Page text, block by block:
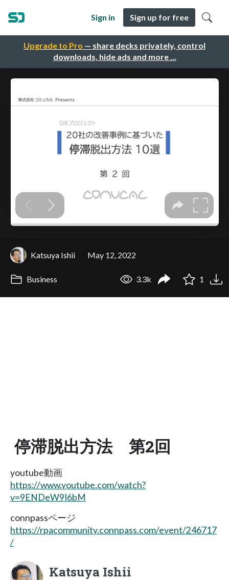
Upgrade to Pro — share decks privately, control
downloads, hide ads and more …
Sign in Sign up for free
Katsuya Ishii May 12, 2022
Business 3.3k 1
停滞脱出方法 第2回
youtube動画
https://www.youtube.com/watch?
v=9ENDeW9I6bM
connpassページ
https://rpacommunity.connpass.com/event/246717
/
Katsuya Ishii